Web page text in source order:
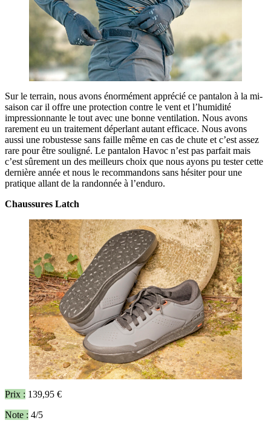
Sur le terrain, nous avons énormément apprécié ce pantalon à la mi-
saison car il offre une protection contre le vent et l’humidité
impressionnante le tout avec une bonne ventilation. Nous avons
rarement eu un traitement déperlant autant efficace. Nous avons
aussi une robustesse sans faille même en cas de chute et c’est assez
rare pour être souligné. Le pantalon Havoc n’est pas parfait mais
c’est sûrement un des meilleurs choix que nous ayons pu tester cette
dernière année et nous le recommandons sans hésiter pour une
pratique allant de la randonnée à l’enduro.
Chaussures Latch
Prix : 139,95 €
Note : 4/5